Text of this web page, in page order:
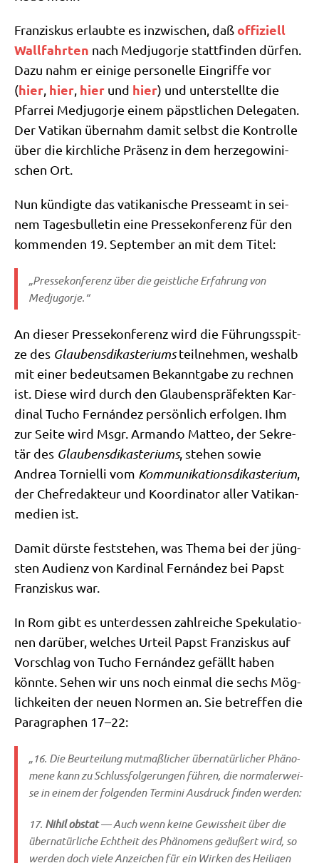
Fran­zis­kus erlaub­te es inzwi­schen, daßoffi­zi­ell
Wall­fahr­ten nach Med­jug­or­je statt­fin­den dür­fen.
Dazu nahm er eini­ge per­so­nel­le Ein­grif­fe vor
(hier, hier, hier und hier) und unter­stell­te die
Pfar­rei Med­jug­or­je einem päpst­li­chen Dele­ga­ten.
Der Vati­kan über­nahm damit selbst die Kon­trol­le
über die kirch­li­che Prä­senz in dem her­ze­go­wi­ni­
schen Ort.
Nun kün­dig­te das vati­ka­ni­sche Pres­se­amt in sei­
nem Tages­bul­le­tin eine Pres­se­kon­fe­renz für den
kom­men­den 19. Sep­tem­ber an mit dem Titel:
„Pres­se­kon­fe­renz über die geist­li­che Erfah­rung von
Medjugorje.“
An die­ser Pres­se­kon­fe­renz wird die Füh­rungs­spit­
ze des Glau­bens­dik­aste­ri­umsteil­neh­men, wes­halb
mit einer bedeut­sa­men Bekannt­ga­be zu rech­nen
ist. Die­se wird durch den Glau­bens­prä­fek­ten Kar­
di­nal Tucho Fernán­dez per­sön­lich erfol­gen. Ihm
zur Sei­te wird Msgr. Arman­do Matteo, der Sekre­
tär des Glau­bens­dik­aste­ri­ums, ste­hen sowie
Andrea Tor­ni­el­li vom Kom­mu­ni­ka­ti­ons­dik­aste­ri­um,
der Chef­re­dak­teur und Koor­di­na­tor aller Vati­kan­
me­di­en ist.
Damit dür­ste fest­ste­hen, was The­ma bei der jüng­
sten Audi­enz von Kar­di­nal Fernán­dez bei Papst
Fran­zis­kus war.
In Rom gibt es unter­des­sen zahl­rei­che Spe­ku­la­tio­
nen dar­über, wel­ches Urteil Papst Fran­zis­kus auf
Vor­schlag von Tucho Fernán­dez gefällt haben
könn­te. Sehen wir uns noch ein­mal die sechs Mög­
lich­kei­ten der neu­en Nor­men an. Sie betref­fen die
Para­gra­phen 17–22:
„16. Die Beur­tei­lung mut­maß­li­cher über­na­tür­li­cher Phä­no­
me­ne kann zu Schluss­fol­ge­run­gen füh­ren, die nor­ma­ler­wei­
se in einem der fol­gen­den Ter­mi­ni Aus­druck fin­den werden:
17. Nihil obstat— Auch wenn kei­ne Gewiss­heit über die
über­na­tür­li­che Echt­heit des Phä­no­mens geäu­ßert wird, so
wer­den doch vie­le Anzei­chen für ein Wir­ken des Hei­li­gen